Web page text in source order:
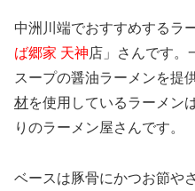
中洲川端でおすすめするラ
ば郷家 天神店」さんです。
スープの醤油ラーメンを提
材を使用しているラーメン
りのラーメン屋さんです。
ベースは豚骨にかつお節や